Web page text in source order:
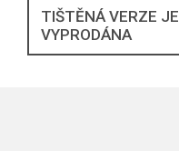
TIŠTĚNÁ VERZE JE
VYPRODÁNA